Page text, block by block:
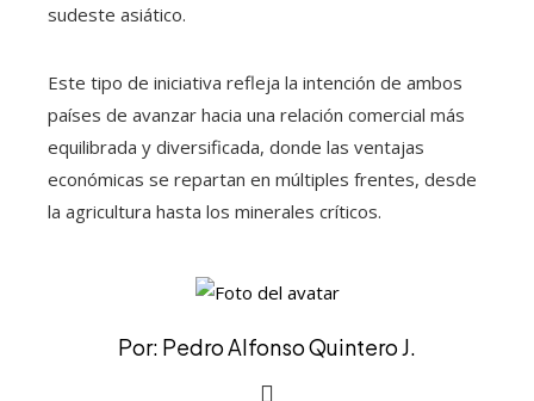
sudeste asiático.
Este tipo de iniciativa refleja la intención de ambos
países de avanzar hacia una relación comercial más
equilibrada y diversificada, donde las ventajas
económicas se repartan en múltiples frentes, desde
la agricultura hasta los minerales críticos.
Por: Pedro Alfonso Quintero J.